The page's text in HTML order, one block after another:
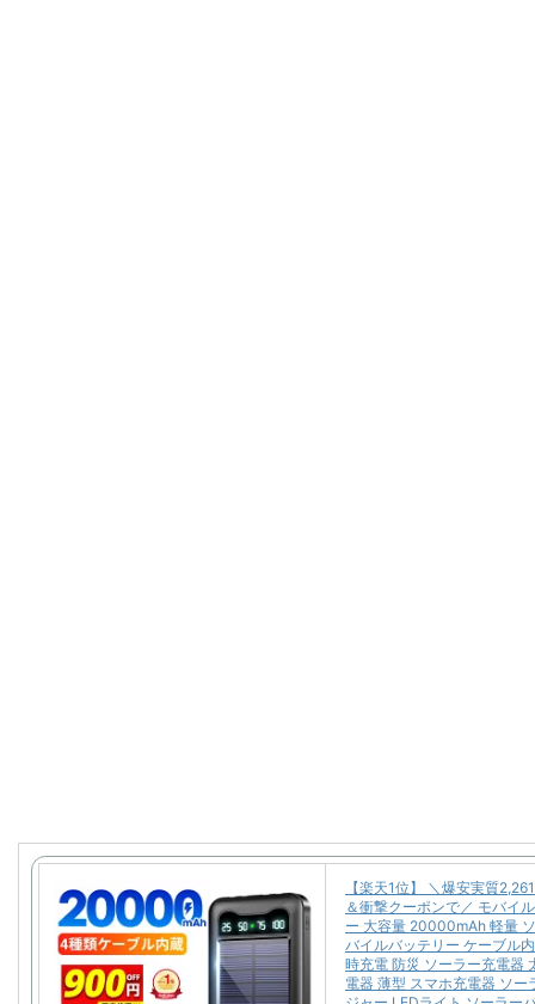
【楽天1位】 ＼爆安実質
＆衝撃クーポンで／ モバイ
ー 大容量 20000mAh 軽量
バイルバッテリー ケーブル
時充電 防災 ソーラー充電器
電器 薄型 スマホ充電器 ソー